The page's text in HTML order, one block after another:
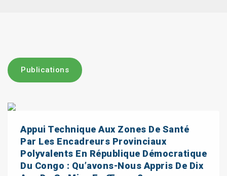
Publications
Appui Technique Aux Zones De Santé
Par Les Encadreurs Provinciaux
Polyvalents En République Démocratique
Du Congo : Qu’avons-Nous Appris De Dix